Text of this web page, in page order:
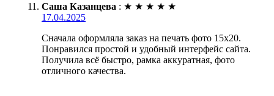
Саша Казанцева : ★ ★ ★ ★ ★
17.04.2025
Сначала оформляла заказ на печать фото 15х20.
Понравился простой и удобный интерфейс сайта.
Получила всё быстро, рамка аккуратная, фото
отличного качества.